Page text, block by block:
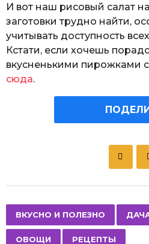
И вот наш рисовый салат
заготовки трудно найти,
учитывать доступность
Кстати, если хочешь
вкусненькими пирожками с
сюда.
a
ВКУСНО И ПОЛЕЗНО
ОВОЩИ РЕЦЕПТЫ